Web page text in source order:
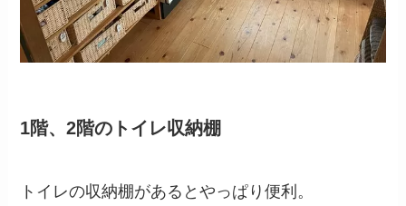
1階、2階のトイレ収納棚
トイレの収納棚があるとやっぱり便利。